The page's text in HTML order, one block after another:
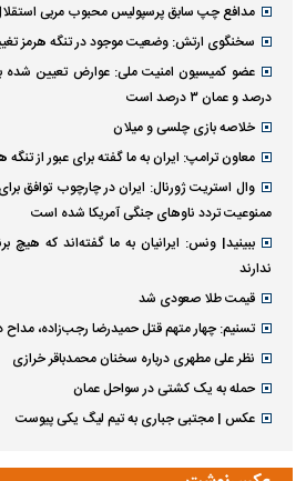
مدافع چپ سابق پرسپولیس محبوب مربی
سخنگوی ارتش: وضعیت موجود در تنگه هرمز
درصد و عمان ۳ درصد است
خلاصه بازی چلسی و میلان
معاون ترامپ: ایران به ما گفته برای عبور از
وال استریت ژورنال: ایران در چارچوب توافق
ممنوعیت تردد ناو‌های جنگی آمریکا شده است
ببینید| ونس: ایرانیان به ما گفته‌اند که هیچ
ندارند
قیمت طلا صعودی شد
تسنیم: چهار متهم قتل حمیدرضا رجب‌زاده،
نظر علی مطهری درباره سخنان محمدباقر خرازی
حمله به یک کشتی در سواحل عمان
عکس | مجتبی جباری به تیم لیگ یکی پیوست